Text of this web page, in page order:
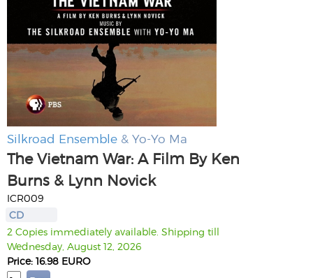
Silkroad Ensemble & Yo-Yo Ma
The Vietnam War: A Film By Ken
Burns & Lynn Novick
ICR009
CD
2 Copies immediately available. Shipping till
Wednesday, August 12, 2026
Price: 16.98 EURO